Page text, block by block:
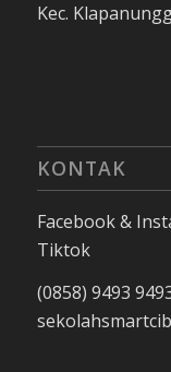
Kec.
KONTAK
Facebook &
Tiktok
(0858) 9493